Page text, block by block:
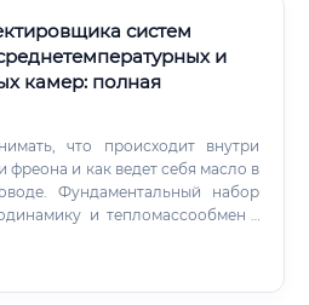
контроль ✅ Хорошая
расти постепенно.
систем
и
камер: полная
что происходит внутри
фреона и как ведет себя масло в
Фундаментальный набор
на оформление чертежей).